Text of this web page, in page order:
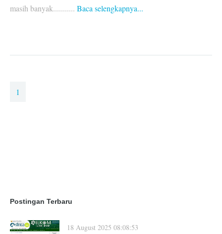
masih banyak........... Baca selengkapnya...
1
Postingan Terbaru
18 August 2025 08:08:53